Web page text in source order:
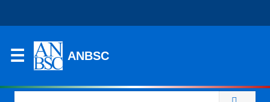
ANBSC